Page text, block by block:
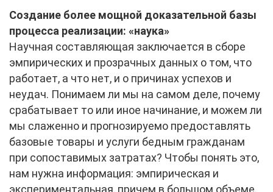
Создание более мощной доказательной базы
процесса реализации: «наука»
Научная составляющая заключается в сборе
эмпирических и прозрачных данных о том, что
работает, а что нет, и о причинах успехов и
неудач. Понимаем ли мы на самом деле, почему
срабатывает то или иное начинание, и можем ли
мы слаженно и прогнозируемо предоставлять
базовые товары и услуги бедным гражданам
при сопоставимых затратах? Чтобы понять это,
нам нужна информация: эмпирическая и
экспериментальная, причем в большом объеме.